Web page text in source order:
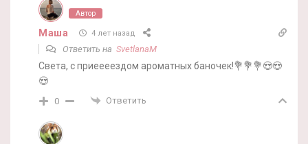
Автор
Маша 4 лет назад
Ответить на SvetlanaM
Света, с приеееездом ароматных баночек!💐💐💐😍😍
😍
0 Ответить